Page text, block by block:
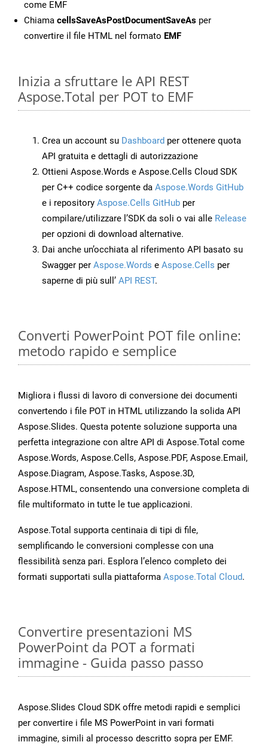
come EMF
Chiama cellsSaveAsPostDocumentSaveAs per
convertire il file HTML nel formato EMF
Inizia a sfruttare le API REST
Aspose.Total per POT to EMF
Crea un account su Dashboard per ottenere quota
API gratuita e dettagli di autorizzazione
Ottieni Aspose.Words e Aspose.Cells Cloud SDK
per C++ codice sorgente da Aspose.Words GitHub
e i repository Aspose.Cells GitHub per
compilare/utilizzare l’SDK da soli o vai alle Release
per opzioni di download alternative.
Dai anche un’occhiata al riferimento API basato su
Swagger per Aspose.Words e Aspose.Cells per
saperne di più sull’ API REST.
Converti PowerPoint POT file online:
metodo rapido e semplice
Migliora i flussi di lavoro di conversione dei documenti
convertendo i file POT in HTML utilizzando la solida API
Aspose.Slides. Questa potente soluzione supporta una
perfetta integrazione con altre API di Aspose.Total come
Aspose.Words, Aspose.Cells, Aspose.PDF, Aspose.Email,
Aspose.Diagram, Aspose.Tasks, Aspose.3D,
Aspose.HTML, consentendo una conversione completa di
file multiformato in tutte le tue applicazioni.
Aspose.Total supporta centinaia di tipi di file,
semplificando le conversioni complesse con una
flessibilità senza pari. Esplora l’elenco completo dei
formati supportati sulla piattaforma Aspose.Total Cloud.
Convertire presentazioni MS
PowerPoint da POT a formati
immagine - Guida passo passo
Aspose.Slides Cloud SDK offre metodi rapidi e semplici
per convertire i file MS PowerPoint in vari formati
immagine, simili al processo descritto sopra per EMF.